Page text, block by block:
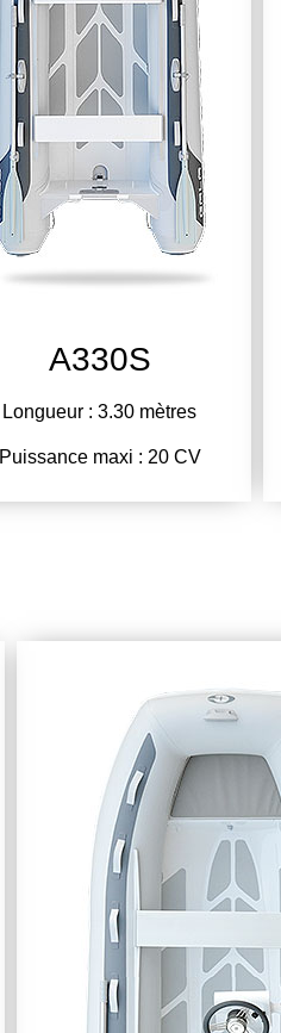
A330S
Longueur : 3.30 mètres
Puissance maxi : 20 CV